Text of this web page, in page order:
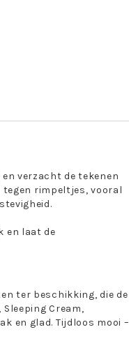
verzacht de tekenen
rimpeltjes, vooral
en laat de
ter beschikking, die de
Cream,
en glad. Tijdloos mooi –